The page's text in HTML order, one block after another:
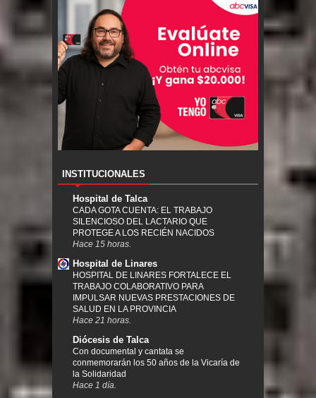
INSTITUCIONALES
Hospital de Talca
CADA GOTA CUENTA: EL TRABAJO
SILENCIOSO DEL LACTARIO QUE
PROTEGE A LOS RECIÉN NACIDOS
Hace 15 horas.
Hospital de Linares
HOSPITAL DE LINARES FORTALECE EL
TRABAJO COLABORATIVO PARA
IMPULSAR NUEVAS PRESTACIONES DE
SALUD EN LA PROVINCIA
Hace 21 horas.
Diócesis de Talca
Con documental y cantata se
conmemorarán los 50 años de la Vicaría de
la Solidaridad
Hace 1 día.